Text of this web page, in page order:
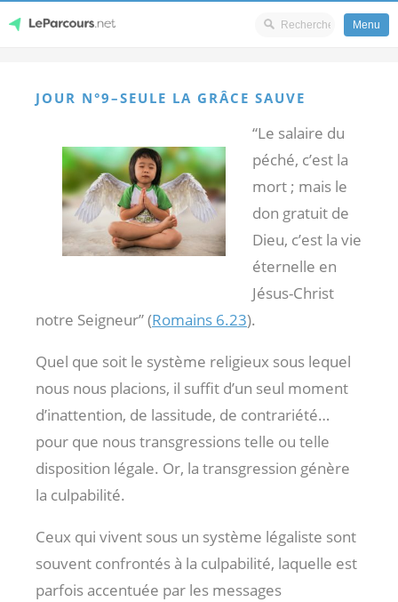
content
Menu
JOUR N°9–SEULE LA GRÂCE SAUVE
“Le salaire du
péché, c’est la
mort ; mais le
don gratuit de
Dieu, c’est la vie
éternelle en
Jésus-Christ
notre Seigneur” (Romains 6.23).
Quel que soit le système religieux sous lequel
nous nous placions, il suffit d’un seul moment
d’inattention, de lassitude, de contrariété…
pour que nous transgressions telle ou telle
disposition légale. Or, la transgression génère
la culpabilité.
Ceux qui vivent sous un système légaliste sont
souvent confrontés à la culpabilité, laquelle est
parfois accentuée par les messages